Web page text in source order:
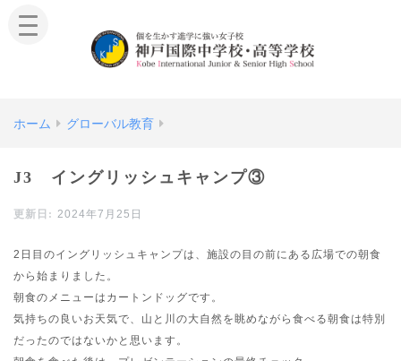
ホーム グローバル教育
J3 イングリッシュキャンプ③
2024年7月25日
2日目のイングリッシュキャンプは、施設の目の前にある広場での朝食
から始まりました。
朝食のメニューはカートンドッグです。
気持ちの良いお天気で、山と川の大自然を眺めながら食べる朝食は特別
だったのではないかと思います。